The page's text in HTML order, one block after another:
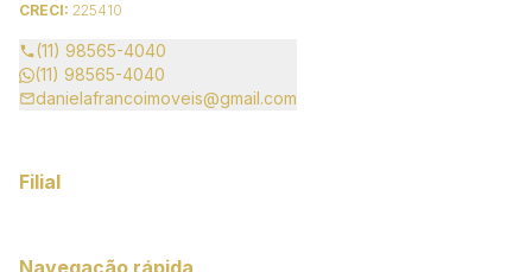
CRECI: 225410
(11) 98565-4040
(11) 98565-4040
danielafrancoimoveis@gmail.com
Filial
Navegação rápida